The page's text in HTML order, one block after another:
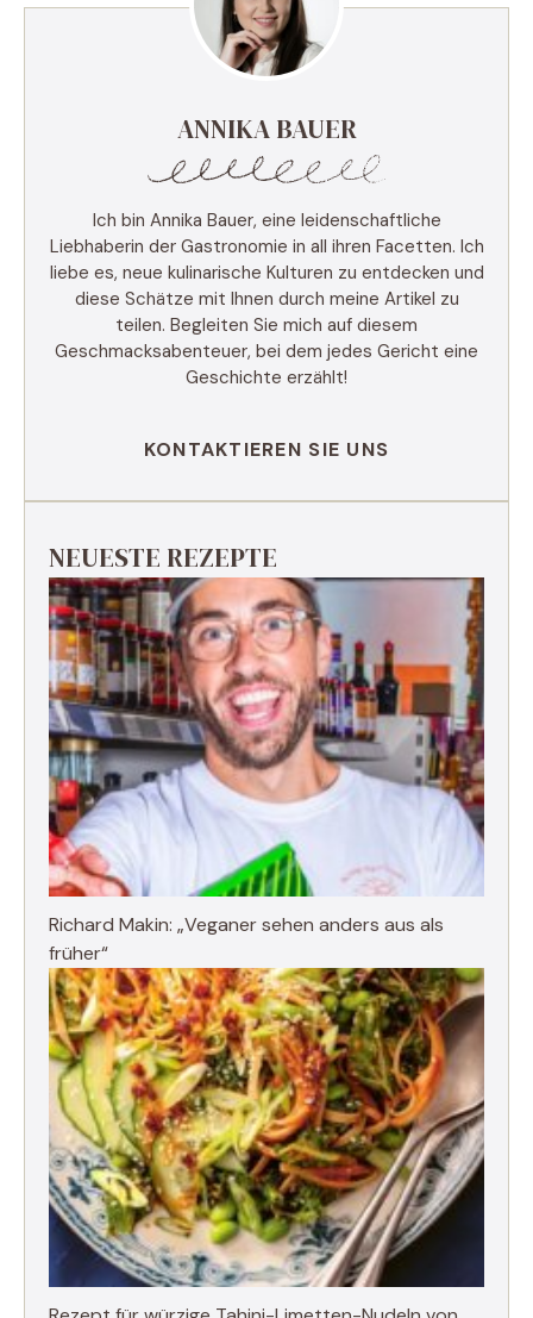
ANNIKA BAUER
Ich bin Annika Bauer, eine leidenschaftliche
Liebhaberin der Gastronomie in all ihren Facetten. Ich
liebe es, neue kulinarische Kulturen zu entdecken und
diese Schätze mit Ihnen durch meine Artikel zu
teilen. Begleiten Sie mich auf diesem
Geschmacksabenteuer, bei dem jedes Gericht eine
Geschichte erzählt!
KONTAKTIEREN SIE UNS
NEUESTE REZEPTE
Richard Makin: „Veganer sehen anders aus als
früher“